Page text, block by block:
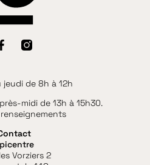
de 8h à 12h
midi de 13h à 15h30.
Vorziers 2